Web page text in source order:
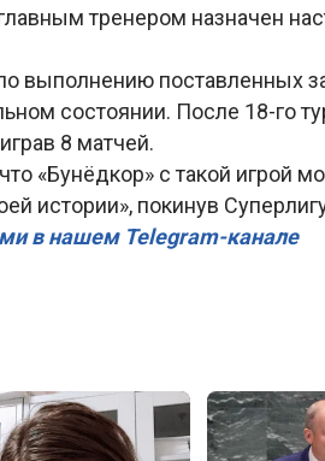
тренером назначен
выполнению поставленных
состоянии. После 18-го
8 матчей.
«Бунёдкор» с такой игрой
истории», покинув
в нашем Telegram-канале